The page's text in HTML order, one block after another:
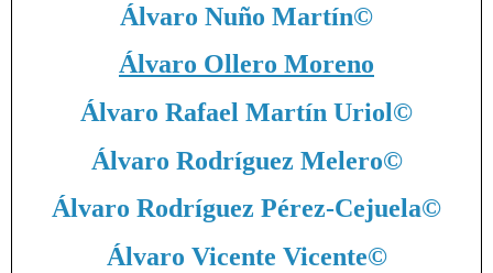
Álvaro Nuño Martín©
Álvaro Ollero Moreno
Álvaro Rafael Martín Uriol©
Álvaro Rodríguez Melero©
Álvaro Rodríguez Pérez-Cejuela©
Álvaro Vicente Vicente©